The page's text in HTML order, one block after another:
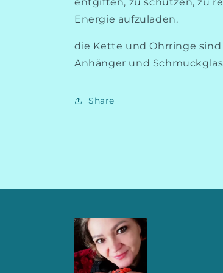
Energie aufzuladen.
die Kette und Ohrringe
Anhänger und
Share